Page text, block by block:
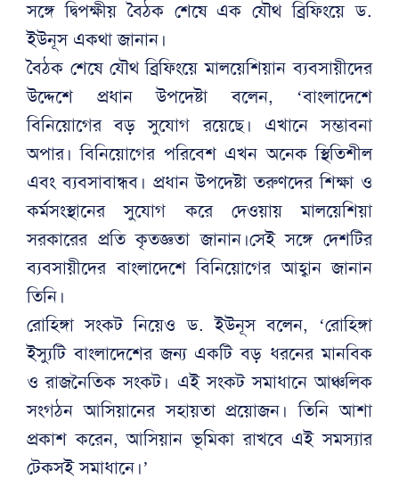
সঙ্গে দ্বিপক্ষীয় বৈঠক শেষে এক যৌথ ব্রিফিংয়ে ড.
ইউনূস একথা জানান।
বৈঠক শেষে যৌথ ব্রিফিংয়ে মালয়েশিয়ান ব্যবসায়ীদের
উদ্দেশে প্রধান উপদেষ্টা বলেন, ‘বাংলাদেশে
বিনিয়োগের বড় সুযোগ রয়েছে। এখানে সম্ভাবনা
অপার। বিনিয়োগের পরিবেশ এখন অনেক স্থিতিশীল
এবং ব্যবসাবান্ধব। প্রধান উপদেষ্টা তরুণদের শিক্ষা ও
কর্মসংস্থানের সুযোগ করে দেওয়ায় মালয়েশিয়া
সরকারের প্রতি কৃতজ্ঞতা জানান।সেই সঙ্গে দেশটির
ব্যবসায়ীদের বাংলাদেশে বিনিয়োগের আহ্বান জানান
তিনি।
রোহিঙ্গা সংকট নিয়েও ড. ইউনূস বলেন, ‘রোহিঙ্গা
ইস্যুটি বাংলাদেশের জন্য একটি বড় ধরনের মানবিক
ও রাজনৈতিক সংকট। এই সংকট সমাধানে আঞ্চলিক
সংগঠন আসিয়ানের সহায়তা প্রয়োজন। তিনি আশা
প্রকাশ করেন, আসিয়ান ভূমিকা রাখবে এই সমস্যার
টেকসই সমাধানে।’